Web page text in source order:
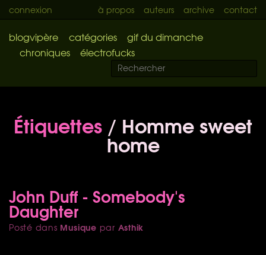
connexion à propos auteurs archive contact
blogvipère catégories
gif du dimanche
chroniques
électrofucks
Étiquettes / Homme sweet
home
John Duff - Somebody's
Daughter
Posté dans Musique par Asthik